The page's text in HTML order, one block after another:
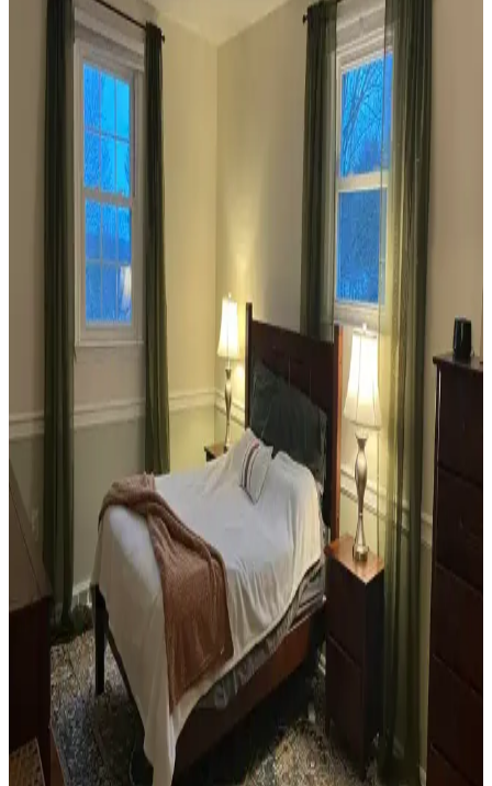
Reddit tartışması üzerinden ev dekorasyonunda renk uyumu,
mobilya yerleşimi ve aksesuar dengesi gibi unsurların yaşam
alanlarının estetik ve fonksiyonelliğini nasıl etkilediği inceleniyor.
Veranda Dekorasyonunda Bitki Seçimi, Aydınlatma
ve Mobilya Düzenlemeleriyle Estetik İyileştirme
Yöntemleri
Veranda dekorasyonunda bitkiler, halılar, aydınlatma ve mobilyaların
uyumlu kullanımı mekânı daha davetkâr ve fonksiyonel kılar. Doğru
seçimler verandanın atmosferini ve dış görünümünü güçlendirir.
Habitat'tan İkinci El Mobilya Alımı ve Ev
Dekorasyonunda Stil Oluşturma Yöntemleri
Habitat mağazalarından ikinci el mobilya alımı, ekonomik ve özgün
dekorasyon için fırsatlar sunar. Doğru seçim, temizlik ve stil
oluşturma evin atmosferini belirler.
Teal Renkli Sandalyenin Halı ve Dolapla
Uyumunda Renk Tonları ve Aksesuarların Rolü
Teal renkli sandalyenin halı ve dolapla uyumu, doğru renk tonları ve
aksesuar seçimiyle sağlanır. Halıdaki mavi-yeşil alt tonlar ve sıcak
ahşap dolap, teal rengini öne çıkarır, aksesuarlar ise denge oluşturur.
Yan Sehpa Boyama Renk Seçenekleri ve
Dekorasyon Uyumu İçin Rehber
Yan sehpa boyamada renk seçimi, mobilya ve dekorasyon uyumu
açısından önemlidir. Koyu tonlar, sıcak renkler ve doğal ahşap
görünümü seçenekleriyle estetik sonuçlar elde edilir.
Ev Kütüphanesi Yenileme: Renk, Dekorasyon ve
Konforun Dengeli Buluşması